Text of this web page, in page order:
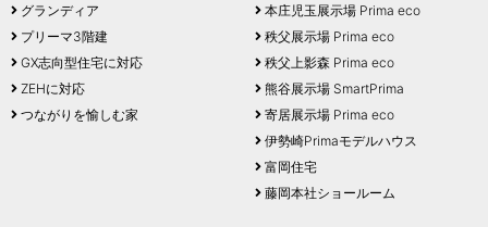
グランディア
プリーマ3階建
GX志向型住宅に対応
ZEHに対応
つながりを愉しむ家
本庄児玉展示場 Prima eco
秩父展示場 Prima eco
秩父上影森 Prima eco
熊谷展示場 SmartPrima
寄居展示場 Prima eco
伊勢崎Primaモデルハウス
富岡住宅
藤岡本社ショールーム